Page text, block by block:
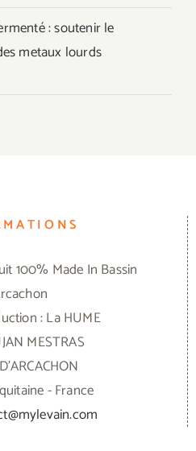
: soutenir le
metaux lourds
100% Made In Bassin
: La HUME
MESTRAS
- France